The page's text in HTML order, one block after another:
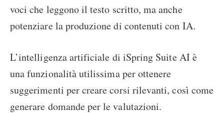
voci che leggono il testo scritto, ma anche
potenziare la produzione di contenuti con IA.
L’intelligenza artificiale di iSpring Suite AI è
una funzionalità utilissima per ottenere
suggerimenti per creare corsi rilevanti, così come
generare domande per le valutazioni.